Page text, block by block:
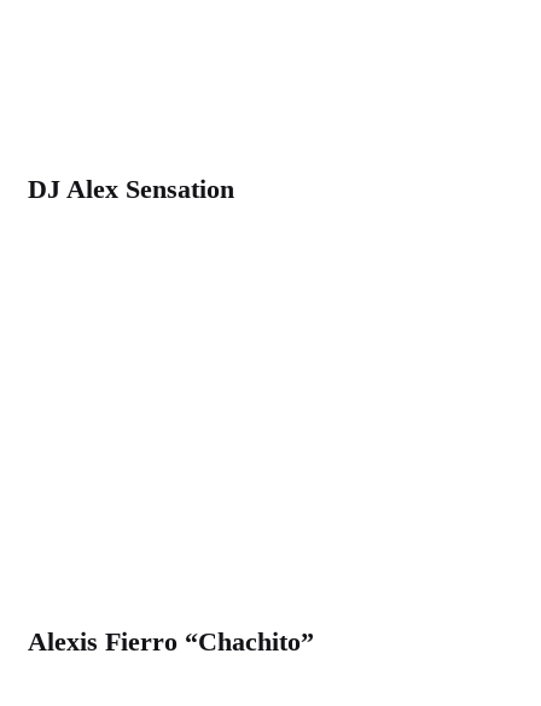
DJ Alex Sensation
Alexis Fierro “Chachito”